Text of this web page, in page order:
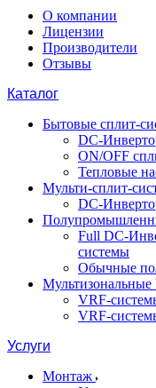
О компании
Лицензии
Производители
Отзывы
Каталог
Бытовые сплит-
DC-
ON/OFF
Тепловые
Мульти-сплит-
DC-
Full DC-
системы
Обычные
VRF-
VRF-
Услуги
Монтаж